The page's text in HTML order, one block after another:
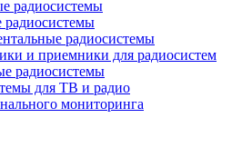
радиосистемы
радиосистемы
радиосистемы
и приемники для радиосистем
радиосистемы
для ТВ и радио
мониторинга